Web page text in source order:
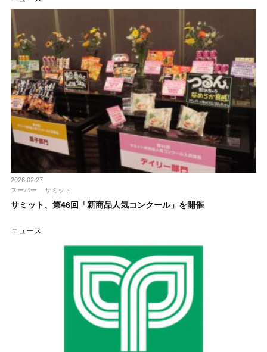
2026.02.27
スーパー
サミット
サミット、第46回「新商品人気コンクール」を開催
ニュース